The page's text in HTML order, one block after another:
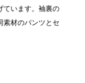
ています。袖裏の
素材のパンツとセ